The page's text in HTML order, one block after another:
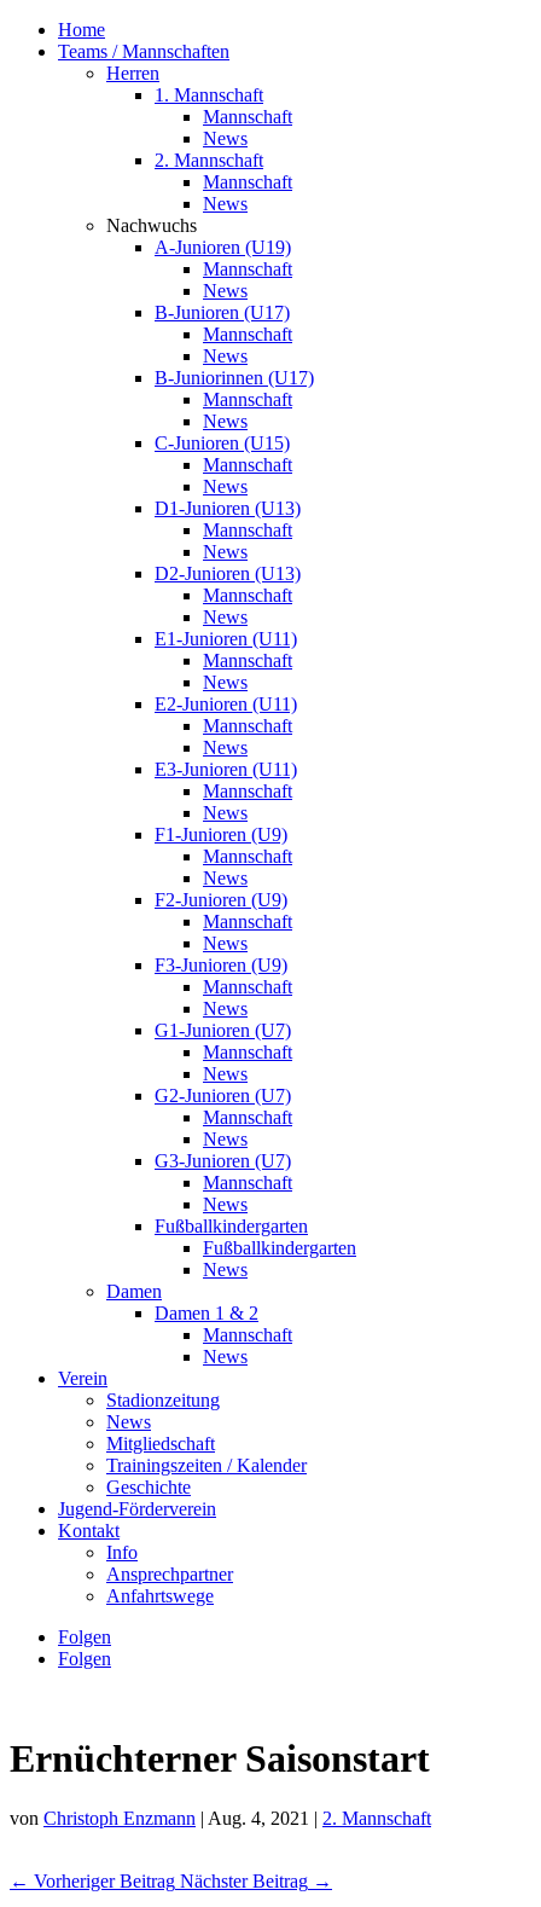
Home
Teams / Mannschaften
Herren
1. Mannschaft
Mannschaft
News
2. Mannschaft
Mannschaft
News
Nachwuchs
A-Junioren (U19)
Mannschaft
News
B-Junioren (U17)
Mannschaft
News
B-Juniorinnen (U17)
Mannschaft
News
C-Junioren (U15)
Mannschaft
News
D1-Junioren (U13)
Mannschaft
News
D2-Junioren (U13)
Mannschaft
News
E1-Junioren (U11)
Mannschaft
News
E2-Junioren (U11)
Mannschaft
News
E3-Junioren (U11)
Mannschaft
News
F1-Junioren (U9)
Mannschaft
News
F2-Junioren (U9)
Mannschaft
News
F3-Junioren (U9)
Mannschaft
News
G1-Junioren (U7)
Mannschaft
News
G2-Junioren (U7)
Mannschaft
News
G3-Junioren (U7)
Mannschaft
News
Fußballkindergarten
Fußballkindergarten
News
Damen
Damen 1 & 2
Mannschaft
News
Verein
Stadionzeitung
News
Mitgliedschaft
Trainingszeiten / Kalender
Geschichte
Jugend-Förderverein
Kontakt
Info
Ansprechpartner
Anfahrtswege
Folgen
Folgen
Ernüchterner Saisonstart
von Christoph Enzmann | Aug. 4, 2021 | 2. Mannschaft
← Vorheriger Beitrag Nächster Beitrag →